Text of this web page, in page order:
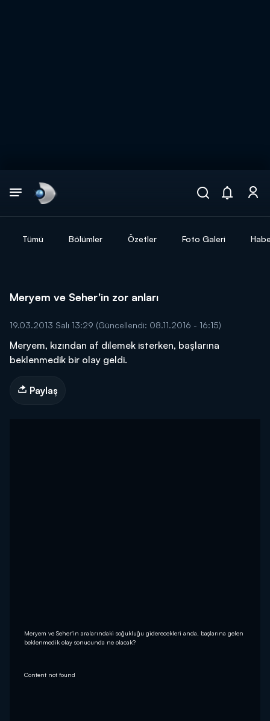
Tümü Bölümler Özetler Foto Galeri
Meryem ve Seher'in zor anları
19.03.2013 Salı 13:29 (Güncellendi: 08.11.2016 - 16:15)
Meryem, kızından af dilemek isterken, başlarına
beklenmedik bir olay geldi.
Paylaş
Meryem ve Seher'in aralarındaki soğukluğu giderecekleri anda, başlarına gelen
beklenmedik olay sonucunda ne olacak?
Content not found